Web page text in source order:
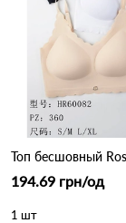
194.69 грн/од
1 шт